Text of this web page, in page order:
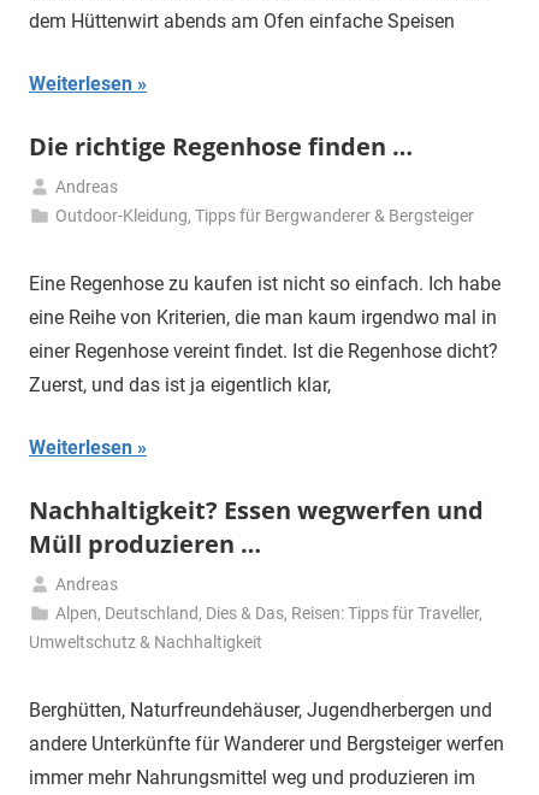
dem Hüttenwirt abends am Ofen einfache Speisen
Weiterlesen
Die richtige Regenhose finden …
16.
2020
Andreas
Outdoor-Kleidung,Tipps für Bergwanderer & Bergsteiger
Eine Regenhose zu kaufen ist nicht so einfach. Ich habe
eine Reihe von Kriterien, die man kaum irgendwo mal in
einer Regenhose vereint findet. Ist die Regenhose dicht?
Zuerst, und das ist ja eigentlich klar,
Weiterlesen
Nachhaltigkeit? Essen wegwerfen und
Müll produzieren …
16.
Dezember
Andreas
Alpen, Deutschland, Dies & Das, Reisen: Tipps für Traveller,
Umweltschutz & Nachhaltigkeit
Berghütten, Naturfreundehäuser, Jugendherbergen und
andere Unterkünfte für Wanderer und Bergsteiger werfen
immer mehr Nahrungsmittel weg und produzieren im